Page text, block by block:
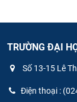
TRƯỜNG ĐẠI
Số 13-15 Lê
Điện thoại :